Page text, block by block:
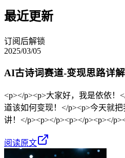
最近更新
订阅后解锁
2025/03/05
AI古诗词赛道-变现思路详解
<p></p><p>大家好，我是依依！
道该如何变现！</p><p>今天就
讲！</p><p></p><p></p><p></
阅读原文